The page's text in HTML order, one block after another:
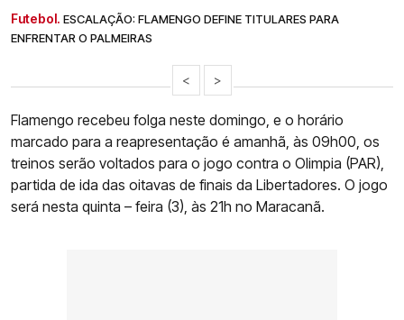
Futebol. ESCALAÇÃO: FLAMENGO DEFINE TITULARES PARA
ENFRENTAR O PALMEIRAS
< >
Flamengo recebeu folga neste domingo, e o horário
marcado para a reapresentação é amanhã, às 09h00, os
treinos serão voltados para o jogo contra o Olimpia (PAR),
partida de ida das oitavas de finais da Libertadores. O jogo
será nesta quinta – feira (3), às 21h no Maracanã.